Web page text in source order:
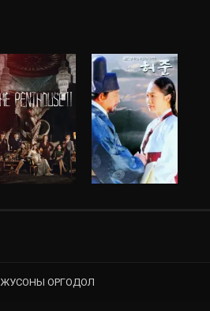
ЖУСОНЫ ОРГОДОЛ